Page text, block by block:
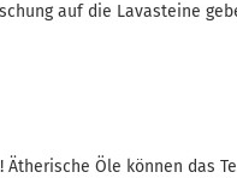
auf die Lavasteine
Öle können das